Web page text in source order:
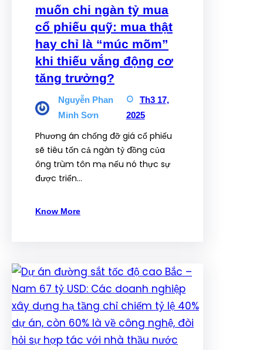
muốn chi ngàn tỷ mua
cổ phiếu quỹ: mua thật
hay chỉ là “múc mõm”
khi thiếu vắng động cơ
tăng trưởng?
Nguyễn Phan
Minh Sơn
Th3 17,
2025
Phương án chống đỡ giá cổ phiếu
sẽ tiêu tốn cả ngàn tỷ đồng của
ông trùm tôn mạ nếu nó thực sự
được triển…
Know More